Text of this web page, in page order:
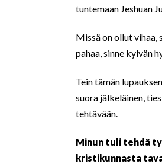
tuntemaan Jeshuan
Missä on ollut vihaa,
pahaa, sinne kylvän
Tein tämän
suora jälkeläinen,
tehtävään.
Minun tuli tehdä
kristikunnasta